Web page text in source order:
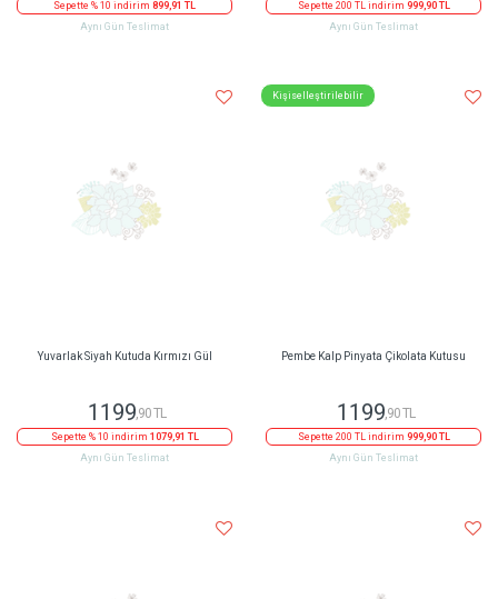
Sepette % 10 indirim 899,91 TL
Aynı Gün Teslimat
Sepette 200 TL indirim 999,90 TL
Aynı Gün Teslimat
Yuvarlak Siyah Kutuda Kırmızı Gül
1199,90 TL
Sepette % 10 indirim 1079,91 TL
Aynı Gün Teslimat
Kişiselleştirilebilir
Pembe Kalp Pinyata Çikolata Kutusu
1199,90 TL
Sepette 200 TL indirim 999,90 TL
Aynı Gün Teslimat